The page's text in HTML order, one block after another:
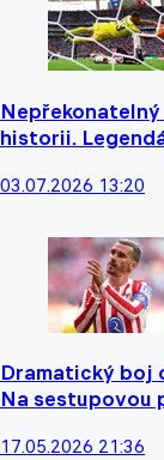
historii.
03.07.2026 13:20
Dramatický boj
Na sestupovou
17.05.2026 21:36